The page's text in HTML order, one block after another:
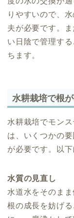
りやすいので、
夫が必要です。
い日陰で管理す
ちます。
水耕栽培で根
水耕栽培でモン
は、いくつかの
が必要です。以
水質の見直し
水道水をそのま
根の成長を妨げ